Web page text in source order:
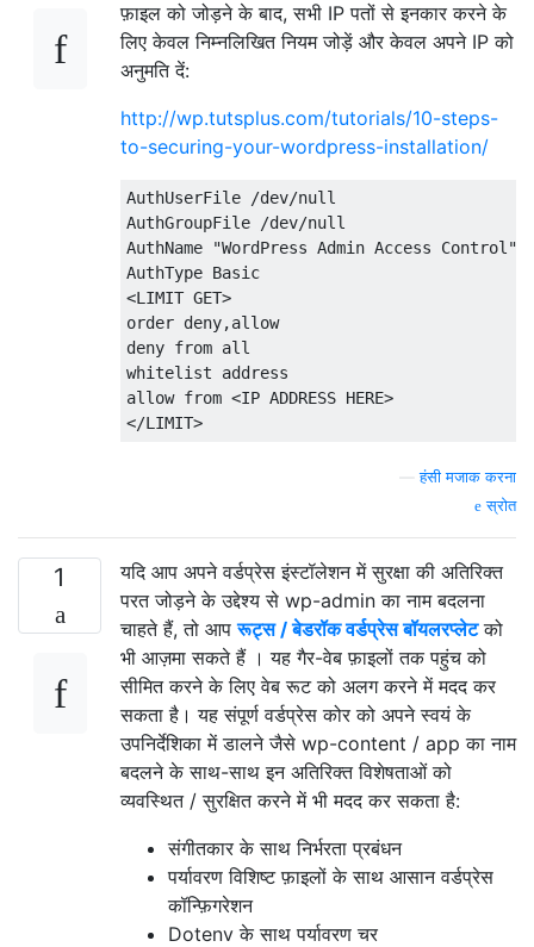
फ़ाइल को जोड़ने के बाद, सभी IP पतों से इनकार करने के
लिए केवल निम्नलिखित नियम जोड़ें और केवल अपने IP को
अनुमति दें:
http://wp.tutsplus.com/tutorials/10-steps-
to-securing-your-wordpress-installation/
AuthUserFile /dev/null
AuthGroupFile
/dev/null
AuthName
"WordPress Admin Access Control"
AuthType Basic
<LIMIT GET>
order deny,allow
deny from all
whitelist address
allow from <IP ADDRESS HERE>
</LIMIT>
—हंसी मजाक करना
स्रोत
1
यदि आप अपने वर्डप्रेस इंस्टॉलेशन में सुरक्षा की अतिरिक्त
परत जोड़ने के उद्देश्य से wp-admin का नाम बदलना
चाहते हैं, तो आपरूट्स / बेडरॉक वर्डप्रेस बॉयलरप्लेटको
भी आज़मा सकते हैं । यह गैर-वेब फ़ाइलों तक पहुंच को
सीमित करने के लिए वेब रूट को अलग करने में मदद कर
सकता है। यह संपूर्ण वर्डप्रेस कोर को अपने स्वयं के
उपनिर्देशिका में डालने जैसे wp-content / app का नाम
बदलने के साथ-साथ इन अतिरिक्त विशेषताओं को
व्यवस्थित / सुरक्षित करने में भी मदद कर सकता है:
संगीतकार के साथ निर्भरता प्रबंधन
पर्यावरण विशिष्ट फ़ाइलों के साथ आसान वर्डप्रेस
कॉन्फ़िगरेशन
Dotenv के साथ पर्यावरण चर